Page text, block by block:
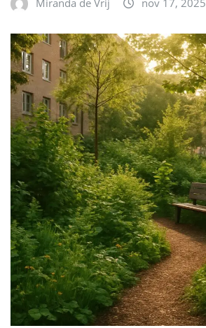
Miranda de Vrij nov 17, 2025